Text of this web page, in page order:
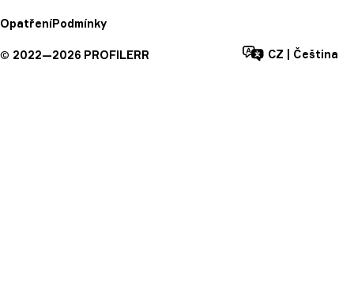
OpatřeníPodmínky
© 2022—2026 PROFILERR CZ Čeština